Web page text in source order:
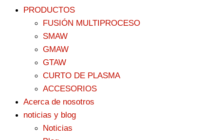
PRODUCTOS
FUSIÓN MULTIPROCESO
SMAW
GMAW
GTAW
CURTO DE PLASMA
ACCESORIOS
Acerca de nosotros
noticias y blog
Noticias